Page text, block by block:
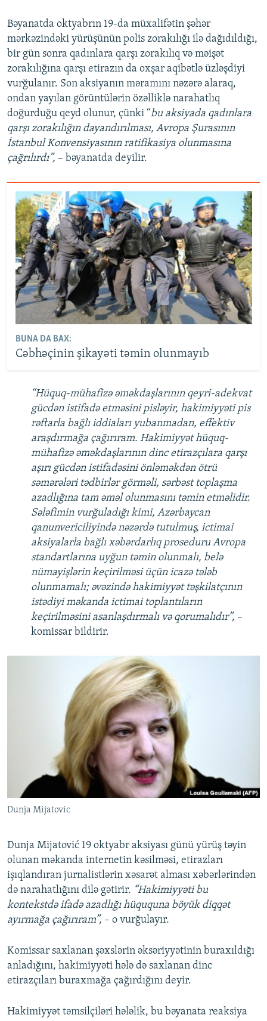
Bəyanatda oktyabrın 19-da müxalifətin şəhər
mərkəzindəki yürüşünün polis zorakılığı ilə dağıdıldığı,
bir gün sonra qadınlara qarşı zorakılıq və məişət
zorakılığına qarşı etirazın da oxşar aqibətlə üzləşdiyi
vurğulanır. Son aksiyanın məramını nəzərə alaraq,
ondan yayılan görüntülərin özəlliklə narahatlıq
doğurduğu qeyd olunur, çünki “bu aksiyada qadınlara
qarşı zorakılığın dayandırılması, Avropa Şurasının
İstanbul Konvensiyasının ratifikasiya olunmasına
çağrılırdı”, – bəyanatda deyilir.
BUNA DA BAX:
Cəbhəçinin şikayəti təmin olunmayıb
“Hüquq-mühafizə əməkdaşlarının qeyri-adekvat
gücdən istifadə etməsini pisləyir, hakimiyyəti pis
rəftarla bağlı iddiaları yubanmadan, effektiv
araşdırmağa çağırıram. Hakimiyyət hüquq-
mühafizə əməkdaşlarının dinc etirazçılara qarşı
aşırı gücdən istifadəsini önləməkdən ötrü
səmərələri tədbirlər görməli, sərbəst toplaşma
azadlığına tam əməl olunmasını təmin etməlidir.
Sələfimin vurğuladığı kimi, Azərbaycan
qanunvericiliyində nəzərdə tutulmuş, ictimai
aksiyalarla bağlı xəbərdarlıq proseduru Avropa
standartlarına uyğun təmin olunmalı, belə
nümayişlərin keçirilməsi üçün icazə tələb
olunmamalı; əvəzində hakimiyyət təşkilatçının
istədiyi məkanda ictimai toplantıların
keçirilməsini asanlaşdırmalı və qorumalıdır”, –
komissar bildirir.
Dunja Mijatovic
Dunja Mijatović 19 oktyabr aksiyası günü yürüş təyin
olunan məkanda internetin kəsilməsi, etirazları
işıqlandıran jurnalistlərin xəsarət alması xəbərlərindən
də narahatlığını dilə gətirir. “Hakimiyyəti bu
kontekstdə ifadə azadlığı hüququna böyük diqqət
ayırmağa çağırıram”, – o vurğulayır.
Komissar saxlanan şəxslərin əksəriyyətinin buraxıldığı
anladığını, hakimiyyəti hələ də saxlanan dinc
etirazçıları buraxmağa çağırdığını deyir.
Hakimiyyət təmsilçiləri hələlik, bu bəyanata reaksiya